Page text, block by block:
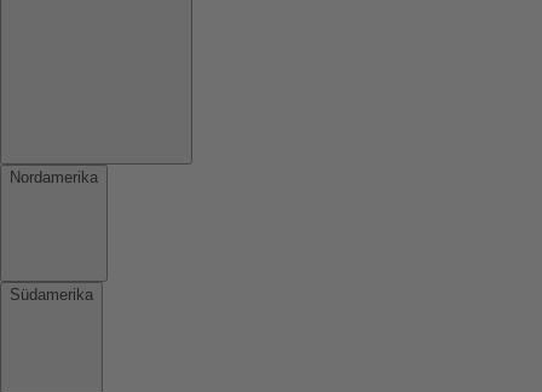
Nordamerika
Südamerika